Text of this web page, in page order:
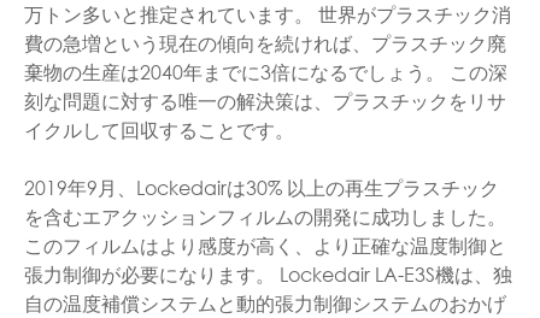
万トン多いと推定されています。 世界がプラスチック消
費の急増という現在の傾向を続ければ、プラスチック廃
棄物の生産は2040年までに3倍になるでしょう。 この深
刻な問題に対する唯一の解決策は、プラスチックをリサ
イクルして回収することです。
2019年9月、Lockedairは30% 以上の再生プラスチック
を含むエアクッションフィルムの開発に成功しました。
このフィルムはより感度が高く、より正確な温度制御と
張力制御が必要になります。 Lockedair LA-E3S機は、独
自の温度補償システムと動的張力制御システムのおかげ